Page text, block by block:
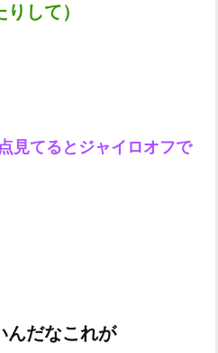
して）
見てるとジャイロオフで
んだなこれが